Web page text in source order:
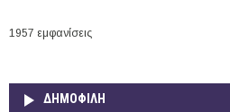
1957 εμφανίσεις
ΔΗΜΟΦΙΛΗ